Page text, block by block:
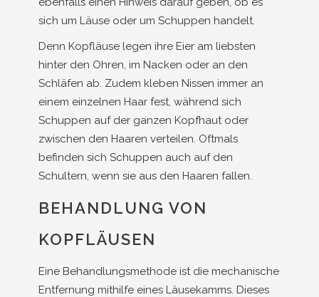
sich um Läuse oder um Schuppen handelt.
Denn Kopfläuse legen ihre Eier am liebsten
hinter den Ohren, im Nacken oder an den
Schläfen ab. Zudem kleben Nissen immer an
einem einzelnen Haar fest, während sich
Schuppen auf der ganzen Kopfhaut oder
zwischen den Haaren verteilen. Oftmals
befinden sich Schuppen auch auf den
Schultern, wenn sie aus den Haaren fallen.
BEHANDLUNG VON
KOPFLÄUSEN
Eine Behandlungsmethode ist die mechanische
Entfernung mithilfe eines Läusekamms. Dieses